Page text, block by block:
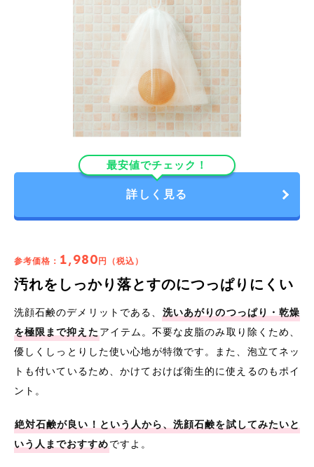
最安値でチェック！
詳しく見る
参考価格： 1,980 円（税込）
汚れをしっかり落とすのにつっぱりにくい
洗顔石鹸のデメリットである、 洗いあがりのつっぱり・乾燥
を極限まで抑えた アイテム。不要な皮脂のみ取り除くため、
優しくしっとりした使い心地が特徴です。また、泡立てネッ
トも付いているため、かけておけば衛生的に使えるのもポイ
ント。
絶対石鹸が良い！という人から、洗顔石鹸を試してみたいと
いう人までおすすめですよ。